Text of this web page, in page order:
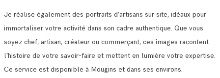
Je réalise également des portraits d’artisans sur site, idéaux pour
immortaliser votre activité dans son cadre authentique. Que vous
soyez chef, artisan, créateur ou commerçant, ces images racontent
l’histoire de votre savoir-faire et mettent en lumière votre expertise.
Ce service est disponible à Mougins et dans ses environs.